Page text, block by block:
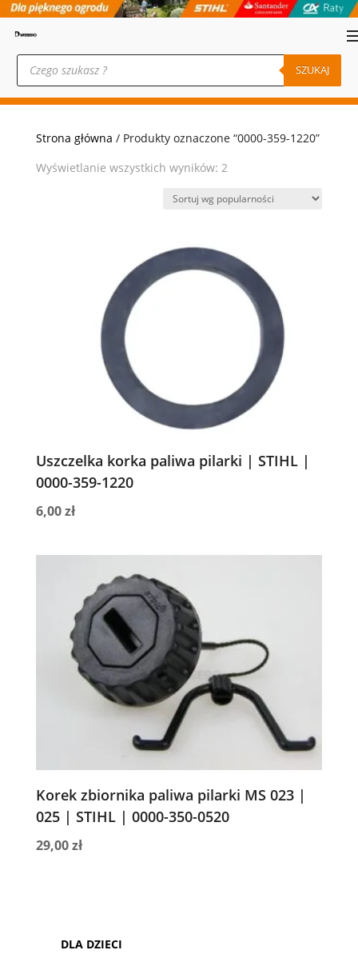
Wyszukiwarka
produktów SZUKAJ
Strona główna / Produkty oznaczone “0000-359-1220”
Wyświetlanie wszystkich wyników: 2Posortowane
popularności
Uszczelka korka paliwa pilarki | STIHL |
0000-359-1220
6,00zł
Korek zbiornika paliwa pilarki MS 023 |
025 | STIHL | 0000-350-0520
29,00zł
DLA DZIECI